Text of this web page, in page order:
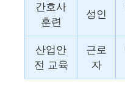
간호사
훈련
성인
산업안
전 교육
근로
자